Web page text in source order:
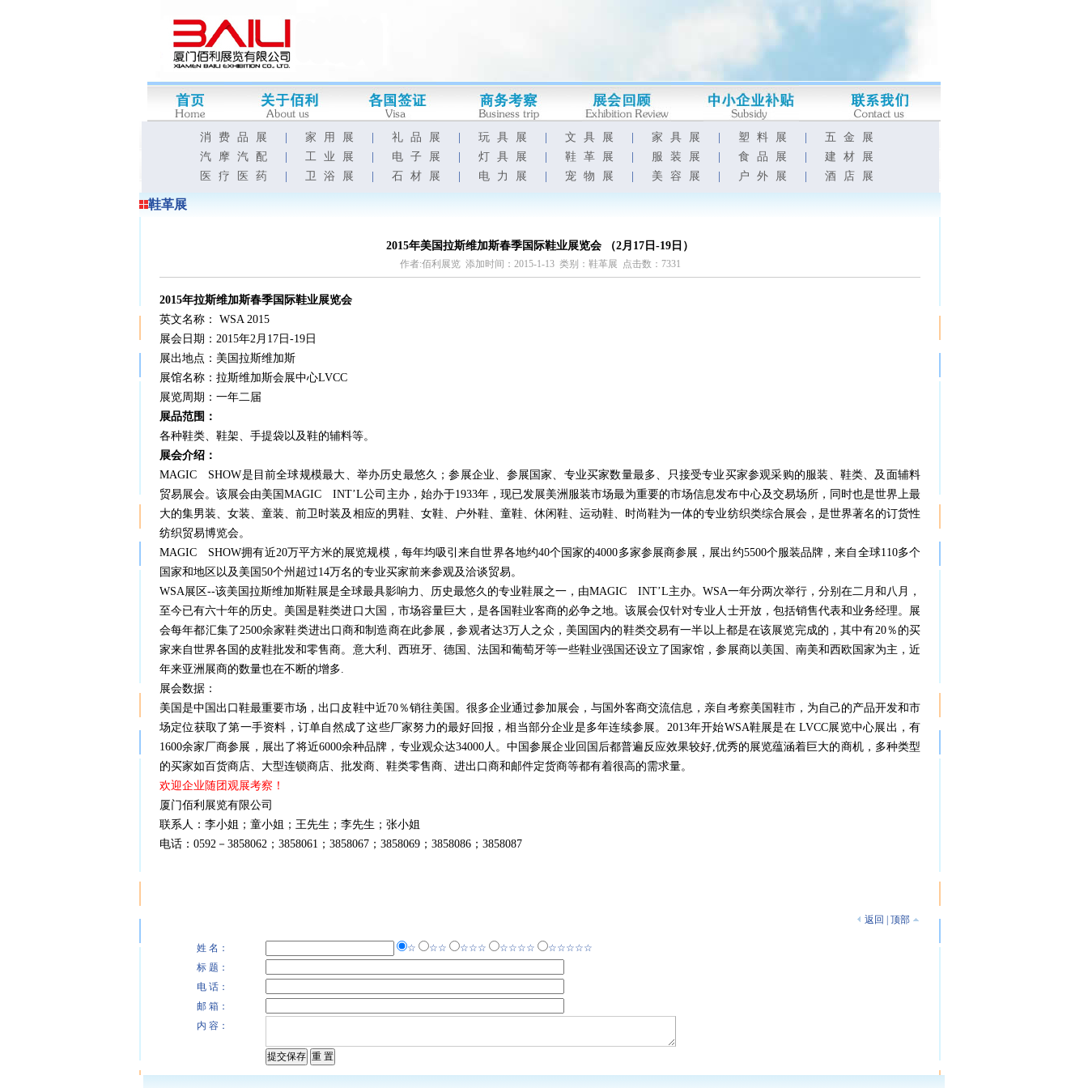
消费品展 家用展 礼品展 玩具展 文具展 家具展 塑料展
五金展
汽摩汽配
工业展 电子展 灯具展 鞋革展 服装展 食品展
建材展
医疗医药
卫浴展 石材展 电力展 宠物展 美容展 户外展 酒店展
鞋革展
2015年美国拉斯维加斯春季国际鞋业展览会 （2月17日-19日）
作者:佰利展览 添加时间：2015-1-13 类别：鞋革展 点击数：7331
2015年拉斯维加斯春季国际鞋业展览会
英文名称： WSA 2015
展会日期：2015年2月17日-19日
展出地点：美国拉斯维加斯
展馆名称：拉斯维加斯会展中心LVCC
展览周期：一年二届
展品范围：
各种鞋类、鞋架、手提袋以及鞋的辅料等。
展会介绍：
MAGIC SHOW是目前全球规模最大、举办历史最悠久；参展企业、参展国家、专业买家数量最多、只接受专业买家参观采购的服装、鞋类、及面辅料
贸易展会。该展会由美国MAGIC INT’L公司主办，始办于1933年，现已发展美洲服装市场最为重要的市场信息发布中心及交易场所，同时也是世界上最
大的集男装、女装、童装、前卫时装及相应的男鞋、女鞋、户外鞋、童鞋、休闲鞋、运动鞋、时尚鞋为一体的专业纺织类综合展会，是世界著名的订货性
纺织贸易博览会。
MAGIC SHOW拥有近20万平方米的展览规模，每年均吸引来自世界各地约40个国家的4000多家参展商参展，展出约5500个服装品牌，来自全球110多个
国家和地区以及美国50个州超过14万名的专业买家前来参观及洽谈贸易。
WSA展区--该美国拉斯维加斯鞋展是全球最具影响力、历史最悠久的专业鞋展之一，由MAGIC INT’L主办。WSA一年分两次举行，分别在二月和八月，
至今已有六十年的历史。美国是鞋类进口大国，市场容量巨大，是各国鞋业客商的必争之地。该展会仅针对专业人士开放，包括销售代表和业务经理。展
会每年都汇集了2500余家鞋类进出口商和制造商在此参展，参观者达3万人之众，美国国内的鞋类交易有一半以上都是在该展览完成的，其中有20％的买
家来自世界各国的皮鞋批发和零售商。意大利、西班牙、德国、法国和葡萄牙等一些鞋业强国还设立了国家馆，参展商以美国、南美和西欧国家为主，近
年来亚洲展商的数量也在不断的增多.
展会数据：
美国是中国出口鞋最重要市场，出口皮鞋中近70％销往美国。很多企业通过参加展会，与国外客商交流信息，亲自考察美国鞋市，为自己的产品开发和市
场定位获取了第一手资料，订单自然成了这些厂家努力的最好回报，相当部分企业是多年连续参展。2013年开始WSA鞋展是在 LVCC展览中心展出，有
1600余家厂商参展，展出了将近6000余种品牌，专业观众达34000人。中国参展企业回国后都普遍反应效果较好,优秀的展览蕴涵着巨大的商机，多种类型
的买家如百货商店、大型连锁商店、批发商、鞋类零售商、进出口商和邮件定货商等都有着很高的需求量。
欢迎企业随团观展考察！
厦门佰利展览有限公司
联系人：李小姐；童小姐；王先生；李先生；张小姐
电话：0592－3858062；3858061；3858067；3858069；3858086；3858087
返回 顶部
姓 名： ☆ ☆☆ ☆☆☆ ☆☆☆☆
☆☆☆☆☆
标 题：
电 话：
邮 箱：
内 容：